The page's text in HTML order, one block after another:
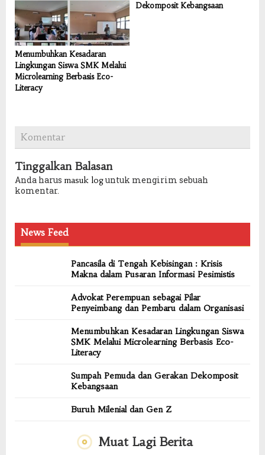
Menumbuhkan Kesadaran
Lingkungan Siswa SMK Melalui
Microlearning Berbasis Eco-
Literacy
Dekomposit Kebangsaan
Komentar
Tinggalkan Balasan
Anda harus masuk loguntuk mengirim sebuah
komentar.
News Feed
Pancasila di Tengah Kebisingan : Krisis
Makna dalam Pusaran Informasi Pesimistis
Advokat Perempuan sebagai Pilar
Penyeimbang dan Pembaru dalam Organisasi
Menumbuhkan Kesadaran Lingkungan Siswa
SMK Melalui Microlearning Berbasis Eco-
Literacy
Sumpah Pemuda dan Gerakan Dekomposit
Kebangsaan
Buruh Milenial dan Gen Z
Muat Lagi Berita